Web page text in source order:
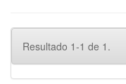
Resultado 1-1 de 1.